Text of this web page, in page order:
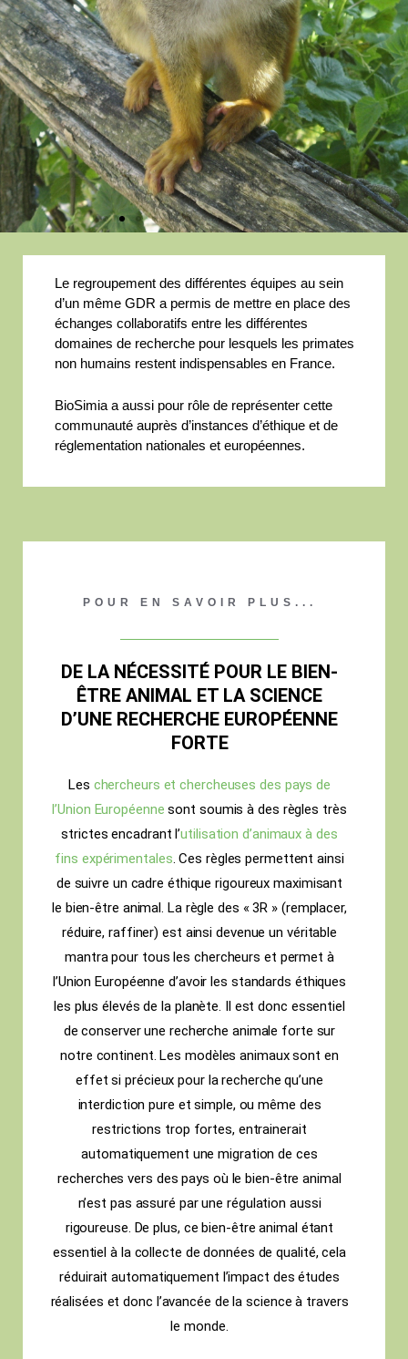
Le regroupement des différentes équipes au sein
d’un même GDR a permis de mettre en place des
échanges collaboratifs entre les différentes
domaines de recherche pour lesquels les primates
non humains restent indispensables en France.
BioSimia a aussi pour rôle de représenter cette
communauté auprès d’instances d’éthique et de
réglementation nationales et européennes.
POUR EN SAVOIR PLUS...
DE LA NÉCESSITÉ POUR LE BIEN-
ÊTRE ANIMAL ET LA SCIENCE
D’UNE RECHERCHE EUROPÉENNE
FORTE
Les chercheurs et chercheuses des pays de
l’Union Européenne sont soumis à des règles très
strictes encadrant l’utilisation d’animaux à des
fins expérimentales. Ces règles permettent ainsi
de suivre un cadre éthique rigoureux maximisant
le bien-être animal. La règle des « 3R » (remplacer,
réduire, raffiner) est ainsi devenue un véritable
mantra pour tous les chercheurs et permet à
l’Union Européenne d’avoir les standards éthiques
les plus élevés de la planète. Il est donc essentiel
de conserver une recherche animale forte sur
notre continent. Les modèles animaux sont en
effet si précieux pour la recherche qu’une
interdiction pure et simple, ou même des
restrictions trop fortes, entrainerait
automatiquement une migration de ces
recherches vers des pays où le bien-être animal
n’est pas assuré par une régulation aussi
rigoureuse. De plus, ce bien-être animal étant
essentiel à la collecte de données de qualité, cela
réduirait automatiquement l’impact des études
réalisées et donc l’avancée de la science à travers
le monde.